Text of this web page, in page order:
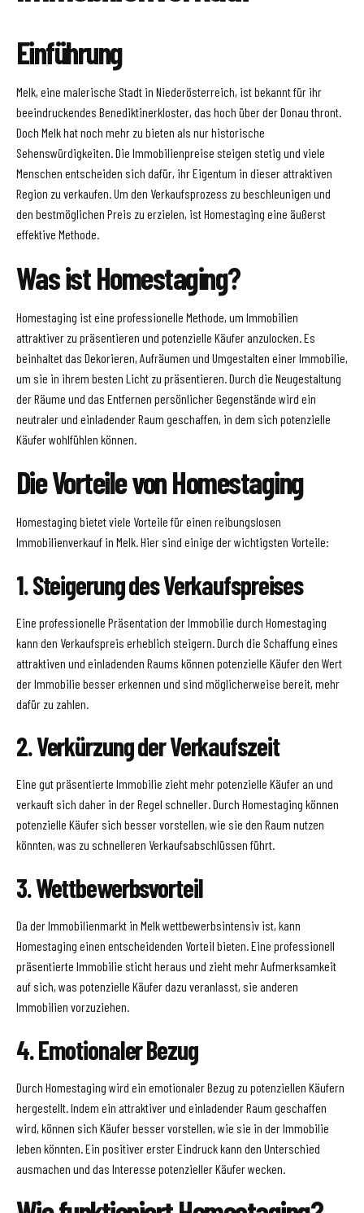
Einführung
Melk, eine malerische Stadt in Niederösterreich, ist bekannt für ihr
beeindruckendes Benediktinerkloster, das hoch über der Donau thront.
Doch Melk hat noch mehr zu bieten als nur historische
Sehenswürdigkeiten. Die Immobilienpreise steigen stetig und viele
Menschen entscheiden sich dafür, ihr Eigentum in dieser attraktiven
Region zu verkaufen. Um den Verkaufsprozess zu beschleunigen und
den bestmöglichen Preis zu erzielen, ist Homestaging eine äußerst
effektive Methode.
Was ist Homestaging?
Homestaging ist eine professionelle Methode, um Immobilien
attraktiver zu präsentieren und potenzielle Käufer anzulocken. Es
beinhaltet das Dekorieren, Aufräumen und Umgestalten einer Immobilie,
um sie in ihrem besten Licht zu präsentieren. Durch die Neugestaltung
der Räume und das Entfernen persönlicher Gegenstände wird ein
neutraler und einladender Raum geschaffen, in dem sich potenzielle
Käufer wohlfühlen können.
Die Vorteile von Homestaging
Homestaging bietet viele Vorteile für einen reibungslosen
Immobilienverkauf in Melk. Hier sind einige der wichtigsten Vorteile:
1. Steigerung des Verkaufspreises
Eine professionelle Präsentation der Immobilie durch Homestaging
kann den Verkaufspreis erheblich steigern. Durch die Schaffung eines
attraktiven und einladenden Raums können potenzielle Käufer den Wert
der Immobilie besser erkennen und sind möglicherweise bereit, mehr
dafür zu zahlen.
2. Verkürzung der Verkaufszeit
Eine gut präsentierte Immobilie zieht mehr potenzielle Käufer an und
verkauft sich daher in der Regel schneller. Durch Homestaging können
potenzielle Käufer sich besser vorstellen, wie sie den Raum nutzen
könnten, was zu schnelleren Verkaufsabschlüssen führt.
3. Wettbewerbsvorteil
Da der Immobilienmarkt in Melk wettbewerbsintensiv ist, kann
Homestaging einen entscheidenden Vorteil bieten. Eine professionell
präsentierte Immobilie sticht heraus und zieht mehr Aufmerksamkeit
auf sich, was potenzielle Käufer dazu veranlasst, sie anderen
Immobilien vorzuziehen.
4. Emotionaler Bezug
Durch Homestaging wird ein emotionaler Bezug zu potenziellen Käufern
hergestellt. Indem ein attraktiver und einladender Raum geschaffen
wird, können sich Käufer besser vorstellen, wie sie in der Immobilie
leben könnten. Ein positiver erster Eindruck kann den Unterschied
ausmachen und das Interesse potenzieller Käufer wecken.